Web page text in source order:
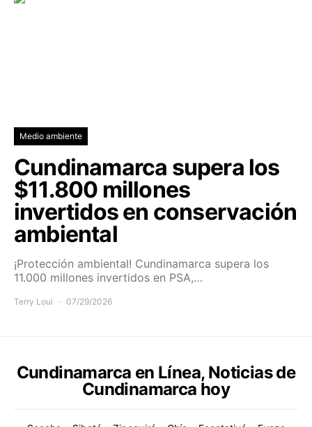
Medio ambiente
Cundinamarca supera los
$11.800 millones
invertidos en conservación
ambiental
¡Protección ambiental! Cundinamarca supera los
11.000 millones invertidos en PSA,…
Terry Loui 07/29/2026
Cundinamarca en Línea, Noticias de
Cundinamarca hoy